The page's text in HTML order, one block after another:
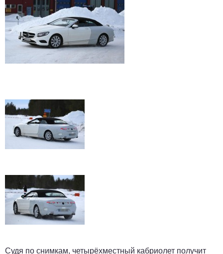
Судя по снимкам, четырёхместный кабриолет получит